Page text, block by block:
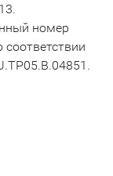
номер
соответствии